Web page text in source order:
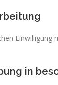
in